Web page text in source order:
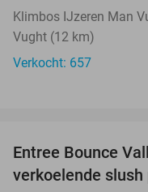
Klimbos IJzeren Man
Vught (12 km)
Verkocht: 657
Entree Bounce
verkoelende slush